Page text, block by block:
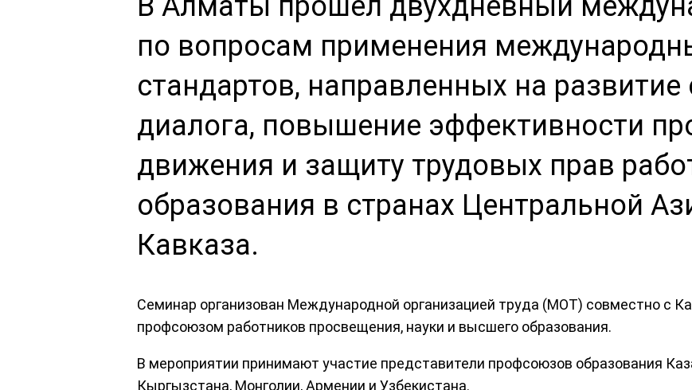
по вопросам применения
стандартов, направленных на развитие
диалога, повышение эффективности
движения и защиту трудовых прав
образования в странах Центральной
Кавказа.
Семинар организован Международной организацией труда (МОТ) совместно с
профсоюзом работников просвещения, науки и высшего образования.
В мероприятии принимают участие представители профсоюзов образования
Кыргызстана, Монголии, Армении и Узбекистана.